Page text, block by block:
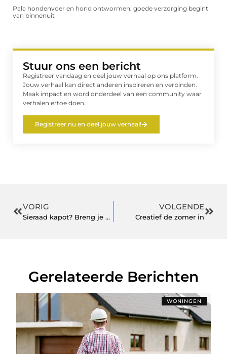
Pala hondenvoer en hond ontwormen: goede verzorging begint
van binnenuit
Stuur ons een bericht
Registreer vandaag en deel jouw verhaal op ons platform.
Jouw verhaal kan direct anderen inspireren en verbinden.
Maak impact en word onderdeel van een community waar
verhalen ertoe doen.
Registreer nu en deel jouw verhaal!
VORIG
Sieraad kapot? Breng je sieraad voor reparatie bij Juwelier Jos
VOLGENDE
Creatief de zomer in
Gerelateerde Berichten
WONINGEN